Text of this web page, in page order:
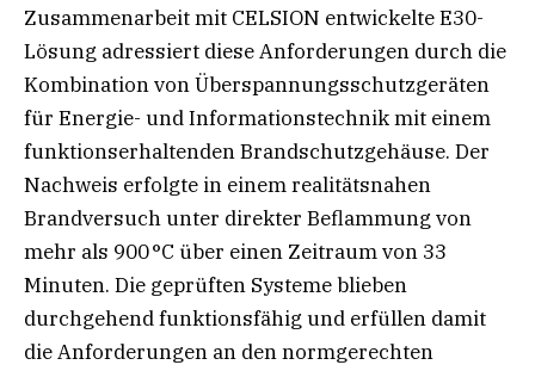
Zusammenarbeit mit CELSION entwickelte E30-
Lösung adressiert diese Anforderungen durch die
Kombination von Überspannungsschutzgeräten
für Energie- und Informationstechnik mit einem
funktionserhaltenden Brandschutzgehäuse. Der
Nachweis erfolgte in einem realitätsnahen
Brandversuch unter direkter Beflammung von
mehr als 900 °C über einen Zeitraum von 33
Minuten. Die geprüften Systeme blieben
durchgehend funktionsfähig und erfüllen damit
die Anforderungen an den normgerechten